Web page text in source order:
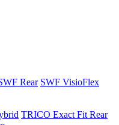
Rear SWF VisioFlex
TRICO Exact Fit Rear